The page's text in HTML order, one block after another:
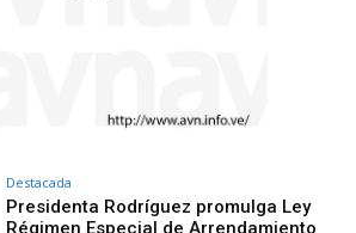
Destacada
Presidenta Rodríguez promulga Ley
Régimen Especial de Arrendamiento